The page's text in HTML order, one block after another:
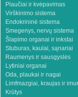
Plaučiai ir kvėpavimas
Virškinimo sistema
Endokrininė sistema
Smegenys, nervų sistema
Šlapimo organai ir inkstai
Stuburas, kaulai, sąnariai
Raumenys ir sausgyslės
Lytiniai organai
Oda, plaukai ir nagai
Limfmazgiai, kraujas ir
Krūtys